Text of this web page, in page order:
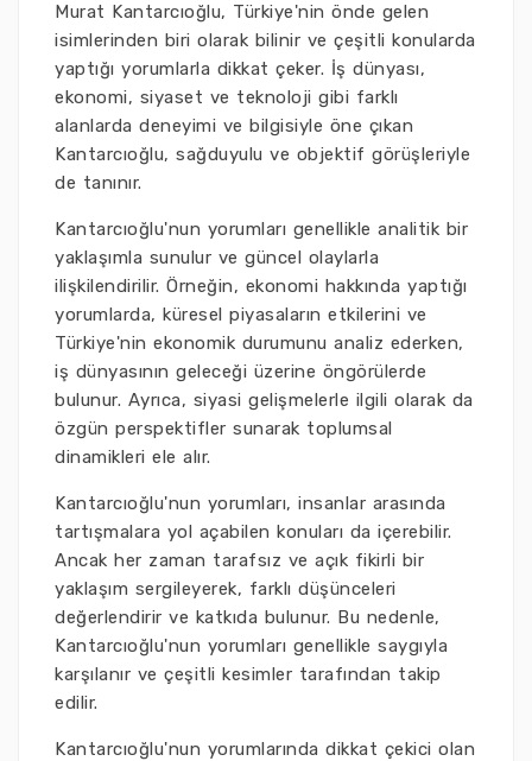
Murat Kantarcıoğlu, Türkiye'nin önde gelen
isimlerinden biri olarak bilinir ve çeşitli konularda
yaptığı yorumlarla dikkat çeker. İş dünyası,
ekonomi, siyaset ve teknoloji gibi farklı
alanlarda deneyimi ve bilgisiyle öne çıkan
Kantarcıoğlu, sağduyulu ve objektif görüşleriyle
de tanınır.
Kantarcıoğlu'nun yorumları genellikle analitik bir
yaklaşımla sunulur ve güncel olaylarla
ilişkilendirilir. Örneğin, ekonomi hakkında yaptığı
yorumlarda, küresel piyasaların etkilerini ve
Türkiye'nin ekonomik durumunu analiz ederken,
iş dünyasının geleceği üzerine öngörülerde
bulunur. Ayrıca, siyasi gelişmelerle ilgili olarak da
özgün perspektifler sunarak toplumsal
dinamikleri ele alır.
Kantarcıoğlu'nun yorumları, insanlar arasında
tartışmalara yol açabilen konuları da içerebilir.
Ancak her zaman tarafsız ve açık fikirli bir
yaklaşım sergileyerek, farklı düşünceleri
değerlendirir ve katkıda bulunur. Bu nedenle,
Kantarcıoğlu'nun yorumları genellikle saygıyla
karşılanır ve çeşitli kesimler tarafından takip
edilir.
Kantarcıoğlu'nun yorumlarında dikkat çekici olan